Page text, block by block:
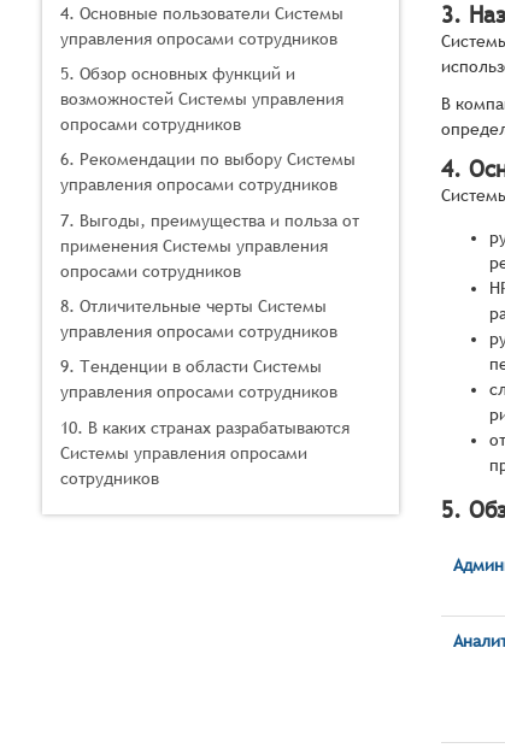
4. Основные пользователи Системы
управления опросами сотрудников
5. Обзор основных функций и
возможностей Системы управления
опросами сотрудников
6. Рекомендации по выбору Системы
управления опросами сотрудников
7. Выгоды, преимущества и польза от
применения Системы управления
опросами сотрудников
8. Отличительные черты Системы
управления опросами сотрудников
9. Тенденции в области Системы
управления опросами сотрудников
10. В каких странах разрабатываются
Системы управления опросами
сотрудников
3.
В
4.
5.